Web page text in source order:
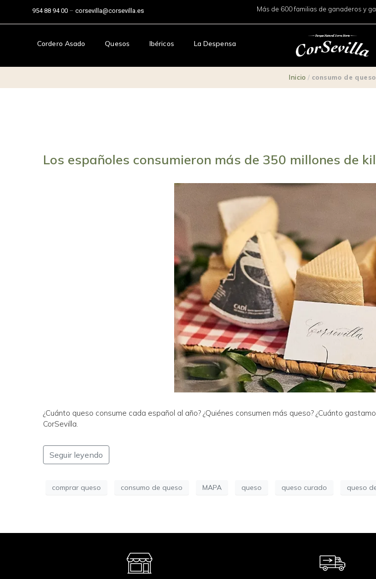
954 88 94 00 – corsevilla@corsevilla.es Más de 600 familias de ganaderos y
Cordero Asado Quesos Ibéricos La Despensa
Inicio / consumo de queso
Los españoles consumieron más de 350 millones de
¿Cuánto queso consume cada español al año? ¿Quiénes consumen más queso? ¿Cuánto
CorSevilla.
Seguir leyendo
comprar queso consumo de queso MAPA queso queso curado queso